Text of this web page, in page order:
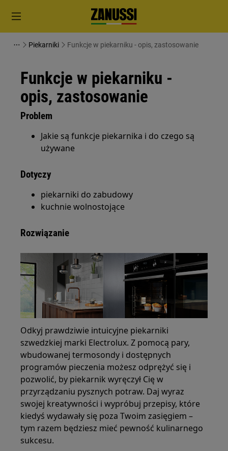
Piekarniki Funkcje w piekarniku - opis, zastosowanie
Funkcje w piekarniku -
opis, zastosowanie
Problem
Jakie są funkcje piekarnika i do czego są
używane
Dotyczy
piekarniki do zabudowy
kuchnie wolnostojące
Rozwiązanie
Odkyj prawdziwie intuicyjne piekarniki
szwedzkiej marki Electrolux. Z pomocą pary,
wbudowanej termosondy i dostępnych
programów pieczenia możesz odprężyć się i
pozwolić, by piekarnik wyręczył Cię w
przyrządzaniu pysznych potraw. Daj wyraz
swojej kreatywności i wypróbuj przepisy, które
kiedyś wydawały się poza Twoim zasięgiem –
tym razem będziesz mieć pewność kulinarnego
sukcesu.